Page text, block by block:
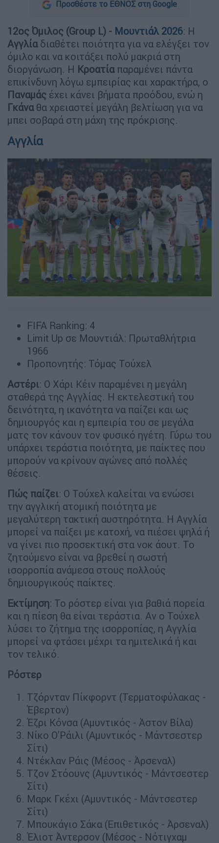
Προσθέστε το ΕΘΝΟΣ στη Google
12ος Όμιλος (Group L) - Μουντιάλ 2026: Η
Αγγλίαδιαθέτει ποιότητα για να ελέγξει τον
όμιλο και να κοιτάξει πολύ μακριά στη
διοργάνωση. Η Κροατίαπαραμένει πάντα
επικίνδυνη λόγω εμπειρίας και χαρακτήρα, ο
Παναμάς έχει κάνει βήματα προόδου, ενώ η
Γκάναθα χρειαστεί μεγάλη βελτίωση για να
μπει σοβαρά στη μάχη της πρόκρισης.
Αγγλία
FIFA Ranking: 4
Limit Up σε Μουντιάλ: Πρωταθλήτρια
1966
Προπονητής: Τόμας Τούχελ
Αστέρι: Ο Χάρι Κέιν παραμένει η μεγάλη
σταθερά της Αγγλίας. Η εκτελεστική του
δεινότητα, η ικανότητα να παίζει και ως
δημιουργός και η εμπειρία του σε μεγάλα
ματς τον κάνουν τον φυσικό ηγέτη. Γύρω του
υπάρχει τεράστια ποιότητα, με παίκτες που
μπορούν να κρίνουν αγώνες από πολλές
θέσεις.
Πώς παίζει: Ο Τούχελ καλείται να ενώσει
την αγγλική ατομική ποιότητα με
μεγαλύτερη τακτική αυστηρότητα. Η Αγγλία
μπορεί να παίξει με κατοχή, να πιέσει ψηλά ή
να γίνει πιο προσεκτική στα νοκ άουτ. Το
ζητούμενο είναι να βρεθεί η σωστή
ισορροπία ανάμεσα στους πολλούς
δημιουργικούς παίκτες.
Εκτίμηση: Το ρόστερ είναι για βαθιά πορεία
και η πίεση θα είναι τεράστια. Αν ο Τούχελ
λύσει το ζήτημα της ισορροπίας, η Αγγλία
μπορεί να φτάσει μέχρι τα ημιτελικά ή και
τον τελικό.
Ρόστερ
Τζόρνταν Πίκφορντ (Τερματοφύλακας -
Έβερτον)
Έζρι Κόνσα (Αμυντικός - Άστον Βίλα)
Νίκο Ο'Ράιλι (Αμυντικός - Μάντσεστερ
Σίτι)
Ντέκλαν Ράις (Μέσος - Άρσεναλ)
Τζον Στόουνς (Αμυντικός - Μάντσεστερ
Σίτι)
Μαρκ Γκέχι (Αμυντικός - Μάντσεστερ
Σίτι)
Μπουκάγιο Σάκα (Επιθετικός - Άρσεναλ)
Έλιοτ Άντερσον (Μέσος - Νότιγχαμ